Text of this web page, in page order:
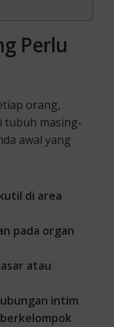
Perlu
orang,
tubuh masing-
awal yang
di area
pada organ
atau
intim